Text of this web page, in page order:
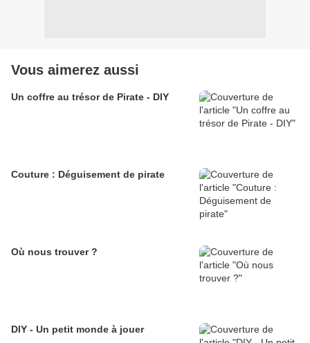
Vous aimerez aussi
Un coffre au trésor de Pirate - DIY
Couture : Déguisement de pirate
Où nous trouver ?
DIY - Un petit monde à jouer